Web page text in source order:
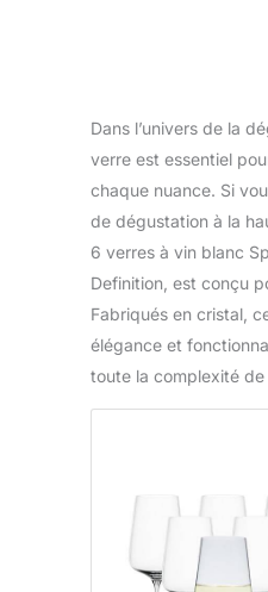
Dans l’univers de la
verre est essentiel
chaque nuance. Si
de dégustation à la
6 verres à vin blanc
Definition, est conçu
Fabriqués en cristal,
élégance et
toute la complexité